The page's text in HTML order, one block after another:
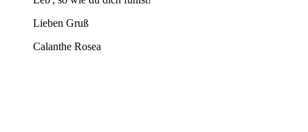
Lieben Gruß
Calanthe Rosea